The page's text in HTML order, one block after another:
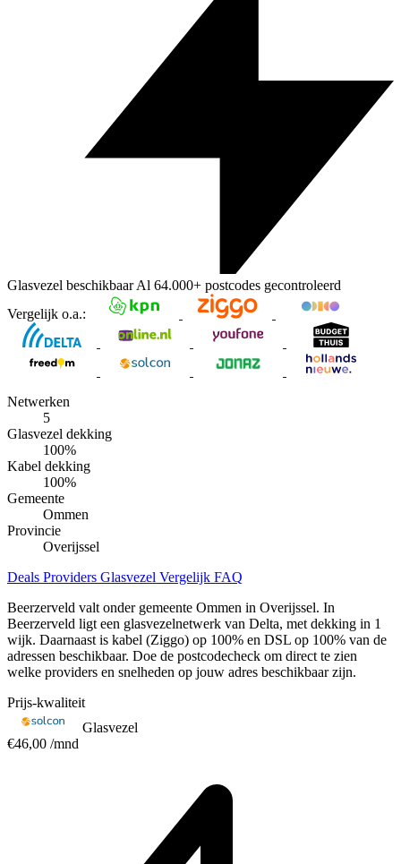
Glasvezel beschikbaarAl 64.000+ postcodes gecontroleerd
Vergelijk o.a.:
Netwerken
5
Glasvezel dekking
100%
Kabel dekking
100%
Gemeente
Ommen
Provincie
Overijssel
Deals Providers Glasvezel Vergelijk FAQ
Beerzerveld valt onder gemeente Ommen in Overijssel. In
Beerzerveld ligt een glasvezelnetwerk van Delta, met dekking in 1
wijk. Daarnaast is kabel (Ziggo) op 100% en DSL op 100% van de
adressen beschikbaar. Doe de postcodecheck om direct te zien
welke providers en snelheden op jouw adres beschikbaar zijn.
Prijs-kwaliteit
Glasvezel
€46,00 /mnd